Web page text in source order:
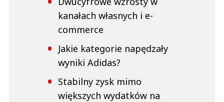
kanałach własnych i e-
commerce
Jakie kategorie napędzały
wyniki Adidas?
Stabilny zysk mimo
większych wydatków na